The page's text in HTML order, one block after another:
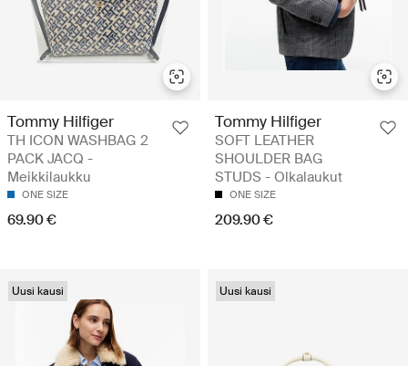
Tommy Hilfiger
TH ICON WASHBAG 2
PACK JACQ -
Meikkilaukku
ONE SIZE
69.90 €
Tommy Hilfiger
SOFT LEATHER
SHOULDER BAG
STUDS - Olkalaukut
ONE SIZE
209.90 €
Uusi kausi Uusi kausi